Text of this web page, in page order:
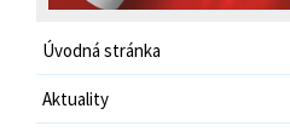
Úvodná stránka
Aktuality